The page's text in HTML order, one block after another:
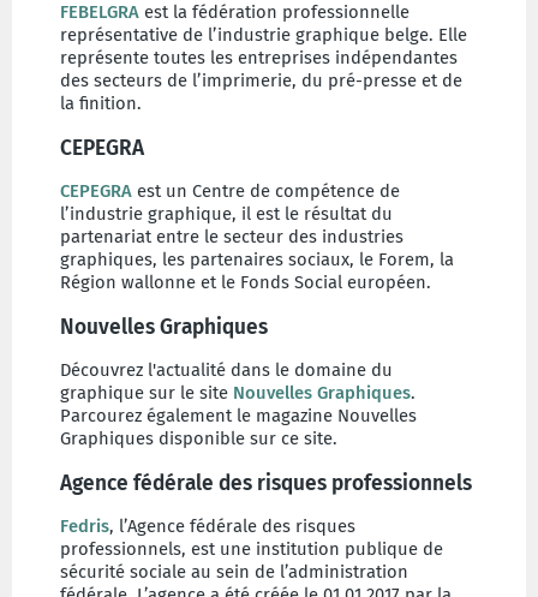
FEBELGRA est la fédération professionnelle
représentative de l’industrie graphique belge. Elle
représente toutes les entreprises indépendantes
des secteurs de l’imprimerie, du pré-presse et de
la finition.
CEPEGRA
CEPEGRA est un Centre de compétence de
l’industrie graphique, il est le résultat du
partenariat entre le secteur des industries
graphiques, les partenaires sociaux, le Forem, la
Région wallonne et le Fonds Social européen.
Nouvelles Graphiques
Découvrez l'actualité dans le domaine du
graphique sur le site Nouvelles Graphiques.
Parcourez également le magazine Nouvelles
Graphiques disponible sur ce site.
Agence fédérale des risques professionnels
Fedris, l’Agence fédérale des risques
professionnels, est une institution publique de
sécurité sociale au sein de l’administration